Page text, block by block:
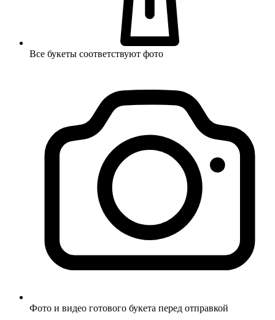
Все букеты соответствуют фото
Фото и видео готового букета перед отправкой